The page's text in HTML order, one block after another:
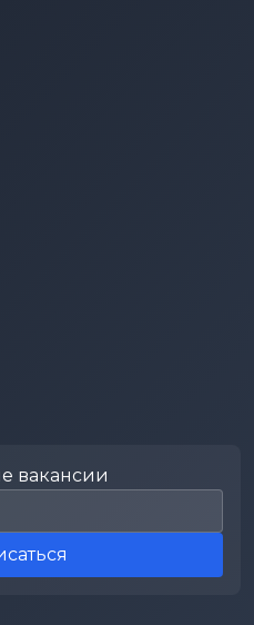
вакансии